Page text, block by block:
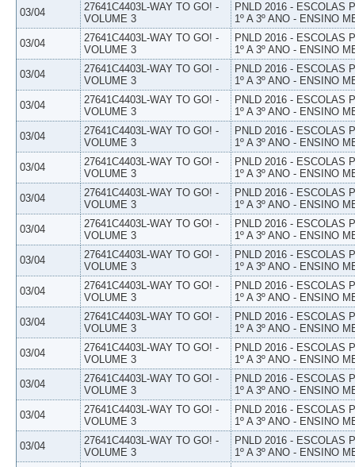
03/04
27641C4403L-WAY TO GO! -
VOLUME 3
PNLD 2016 - ESCOLAS
1º A 3º ANO - ENSINO
03/04
27641C4403L-WAY TO GO! -
VOLUME 3
PNLD 2016 - ESCOLAS
1º A 3º ANO - ENSINO
03/04
27641C4403L-WAY TO GO! -
VOLUME 3
PNLD 2016 - ESCOLAS
1º A 3º ANO - ENSINO
03/04
27641C4403L-WAY TO GO! -
VOLUME 3
PNLD 2016 - ESCOLAS
1º A 3º ANO - ENSINO
03/04
27641C4403L-WAY TO GO! -
VOLUME 3
PNLD 2016 - ESCOLAS
1º A 3º ANO - ENSINO
03/04
27641C4403L-WAY TO GO! -
VOLUME 3
PNLD 2016 - ESCOLAS
1º A 3º ANO - ENSINO
03/04
27641C4403L-WAY TO GO! -
VOLUME 3
PNLD 2016 - ESCOLAS
1º A 3º ANO - ENSINO
03/04
27641C4403L-WAY TO GO! -
VOLUME 3
PNLD 2016 - ESCOLAS
1º A 3º ANO - ENSINO
03/04
27641C4403L-WAY TO GO! -
VOLUME 3
PNLD 2016 - ESCOLAS
1º A 3º ANO - ENSINO
03/04
27641C4403L-WAY TO GO! -
VOLUME 3
PNLD 2016 - ESCOLAS
1º A 3º ANO - ENSINO
03/04
27641C4403L-WAY TO GO! -
VOLUME 3
PNLD 2016 - ESCOLAS
1º A 3º ANO - ENSINO
03/04
27641C4403L-WAY TO GO! -
VOLUME 3
PNLD 2016 - ESCOLAS
1º A 3º ANO - ENSINO
03/04
27641C4403L-WAY TO GO! -
VOLUME 3
PNLD 2016 - ESCOLAS
1º A 3º ANO - ENSINO
03/04
27641C4403L-WAY TO GO! -
VOLUME 3
PNLD 2016 - ESCOLAS
1º A 3º ANO - ENSINO
03/04
27641C4403L-WAY TO GO! -
VOLUME 3
PNLD 2016 - ESCOLAS
1º A 3º ANO - ENSINO